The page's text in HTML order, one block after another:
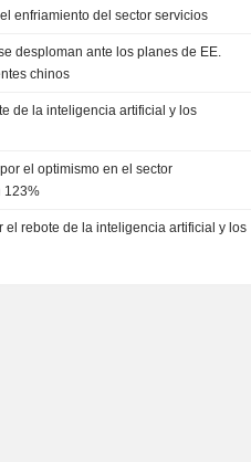
enfriamiento del sector servicios
desploman ante los planes de EE.
chinos
de la inteligencia artificial y los
el optimismo en el sector
123%
rebote de la inteligencia artificial y los